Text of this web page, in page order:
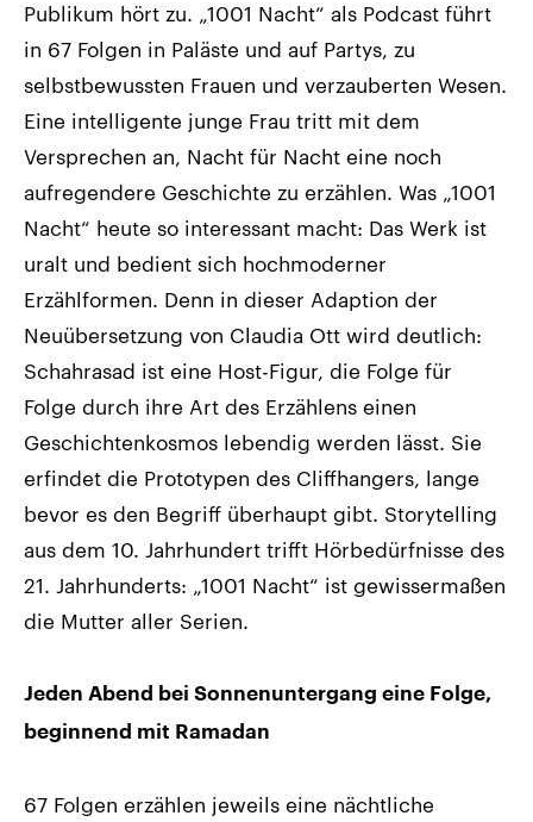
Publikum hört zu. „1001 Nacht“ als Podcast führt
in 67 Folgen in Paläste und auf Partys, zu
selbstbewussten Frauen und verzauberten Wesen.
Eine intelligente junge Frau tritt mit dem
Versprechen an, Nacht für Nacht eine noch
aufregendere Geschichte zu erzählen. Was „1001
Nacht“ heute so interessant macht: Das Werk ist
uralt und bedient sich hochmoderner
Erzählformen. Denn in dieser Adaption der
Neuübersetzung von Claudia Ott wird deutlich:
Schahrasad ist eine Host-Figur, die Folge für
Folge durch ihre Art des Erzählens einen
Geschichtenkosmos lebendig werden lässt. Sie
erfindet die Prototypen des Cliffhangers, lange
bevor es den Begriff überhaupt gibt. Storytelling
aus dem 10. Jahrhundert trifft Hörbedürfnisse des
21. Jahrhunderts: „1001 Nacht“ ist gewissermaßen
die Mutter aller Serien.
Jeden Abend bei Sonnenuntergang eine Folge,
beginnend mit Ramadan
67 Folgen erzählen jeweils eine nächtliche